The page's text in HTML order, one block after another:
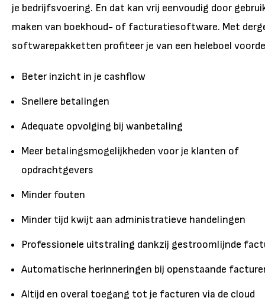
je bedrijfsvoering. En dat kan vrij eenvoudig door
maken van boekhoud- of facturatiesoftware. Met
softwarepakketten profiteer je van een heleboel
Beter inzicht in je cashflow
Snellere betalingen
Adequate opvolging bij wanbetaling
Meer betalingsmogelijkheden voor je klanten of
opdrachtgevers
Minder fouten
Minder tijd kwijt aan administratieve handelingen
Professionele uitstraling dankzij gestroomlijnde
Automatische herinneringen bij openstaande
Altijd en overal toegang tot je facturen via de cloud